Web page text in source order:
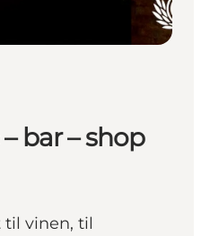
bar – shop
til vinen, til